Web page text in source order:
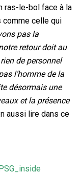
ras-le-bol face à la
comme celle qui
pas la
retour doit au
de personnel
l’homme de la
désormais une
et la présence
aussi lire dans ce